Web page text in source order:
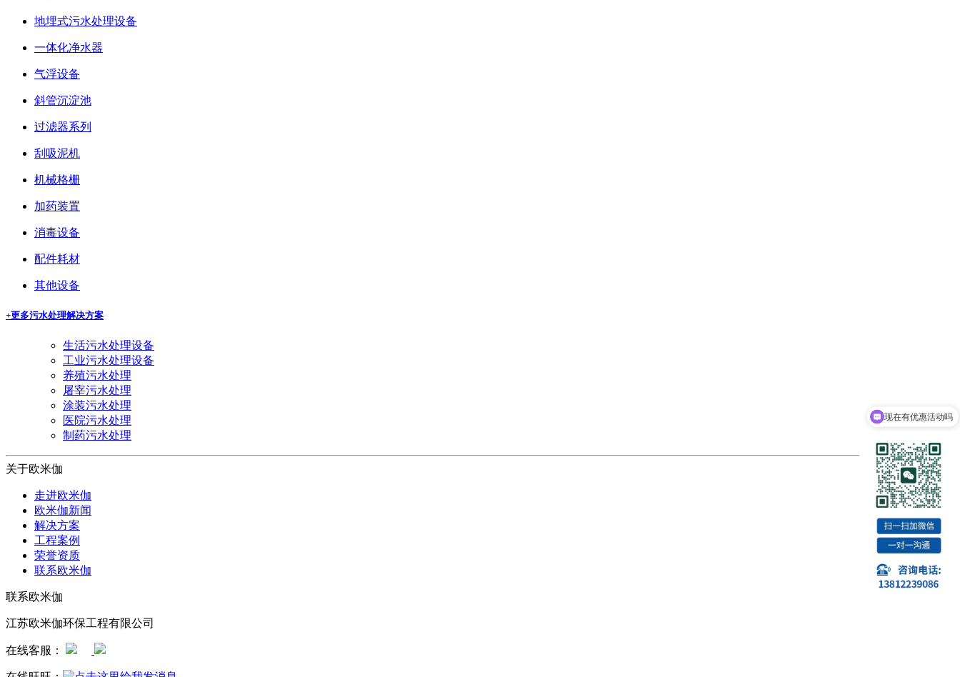
地埋式污水处理设备
一体化净水器
气浮设备
斜管沉淀池
过滤器系列
刮吸泥机
机械格栅
加药装置
消毒设备
配件耗材
其他设备
+更多污水处理解决方案
生活污水处理设备
工业污水处理设备
养殖污水处理
屠宰污水处理
涂装污水处理
医院污水处理
制药污水处理
关于欧米伽
走进欧米伽
欧米伽新闻
解决方案
工程案例
荣誉资质
联系欧米伽
联系欧米伽
江苏欧米伽环保工程有限公司
在线客服：
现在有优惠活动吗